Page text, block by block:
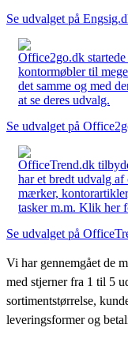
Se udvalget på
Office2go.dk
kontormøbler til
det samme og med
at se deres udvalg.
Se udvalget på
OfficeTrend.dk
har et bredt udvalg
mærker,
tasker m.m. Klik her
Se udvalget på
Vi har gennemgået de
med stjerner fra 1 til 5
sortimentstørrelse,
leveringsformer og